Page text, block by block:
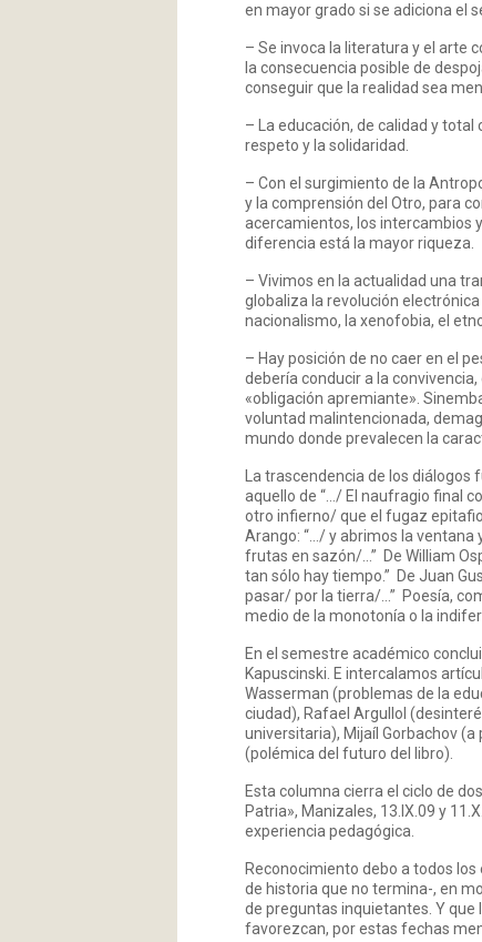
en mayor grado si se adiciona el
– Se invoca la literatura y el arte
la consecuencia posible de
conseguir que la realidad sea
– La educación, de calidad y
respeto y la solidaridad.
– Con el surgimiento de la
y la comprensión del Otro, para
acercamientos, los intercambios
diferencia está la mayor riqueza.
– Vivimos en la actualidad una
globaliza la revolución
nacionalismo, la xenofobia, el
– Hay posición de no caer en el
debería conducir a la
«obligación apremiante».
voluntad malintencionada,
mundo donde prevalecen la
La trascendencia de los
aquello de “…/ El naufragio final
otro infierno/ que el fugaz
Arango: “…/ y abrimos la
frutas en sazón/…” De William
tan sólo hay tiempo.” De Juan
pasar/ por la tierra/…” Poesía,
medio de la monotonía o la
En el semestre académico
Kapuscinski. E intercalamos
Wasserman (problemas de la
ciudad), Rafael Argullol
universitaria), Mijaíl Gorbachov
(polémica del futuro del libro).
Esta columna cierra el ciclo de
Patria», Manizales, 13.IX.09 y
experiencia pedagógica.
Reconocimiento debo a todos
de historia que no termina-, en
de preguntas inquietantes. Y que
favorezcan, por estas fechas